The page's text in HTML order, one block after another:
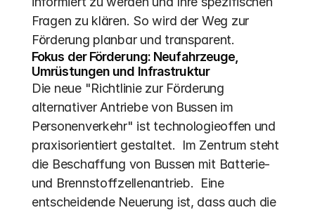
Fragen zu klären. So wird der Weg zur
Förderung planbar und transparent.
Fokus der Förderung: Neufahrzeuge,
Umrüstungen und Infrastruktur
Die neue "Richtlinie zur Förderung
alternativer Antriebe von Bussen im
Personenverkehr" ist technologieoffen und
praxisorientiert gestaltet.  Im Zentrum steht
die Beschaffung von Bussen mit Batterie-
und Brennstoffzellenantrieb.  Eine
entscheidende Neuerung ist, dass auch die